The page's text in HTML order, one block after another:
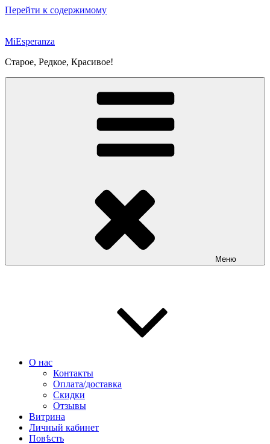
Перейти к содержимому
MiEsperanza
Старое, Редкое, Красивое!
Меню
О нас
Контакты
Оплата/доставка
Скидки
Отзывы
Витрина
Личный кабинет
Повѣсть